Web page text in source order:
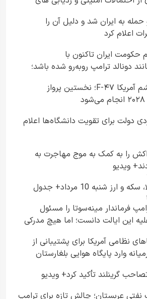
ترامپ مدعی لغو حمله به ایران شد و دلیل آن را
اعلام کرد
حکومت ایران تاکنون با
دونالد ترامپ روبه‌رو شده باشد؛
به اقدام می‌زند
جنگنده نسل ششم آمریکا F-۴۷؛ نخستین پرواز
دولت برای تقویت دانشگاه‌ها اعلام
را به کمک به موج مهاجرت به
ویدیو
شنبه 10 مرداد+ جدول
فرماندار مینه‌سوتا را مسئول
این ایالت دانست؛ اما هیچ مدرکی
نظامی آمریکا برای پشتیبانی از
وارد پایگاه هوایی بلغارستان
گرینلند تأکید کرد+ ویدیو
عربستان؛ چالش تازه برای ترامپ